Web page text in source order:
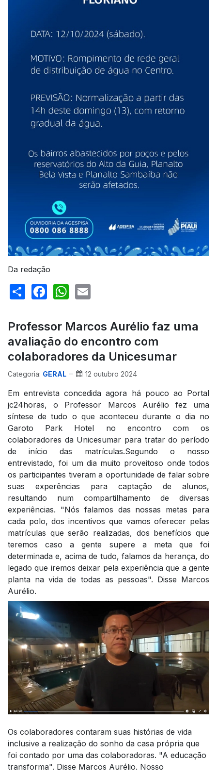
Da redação
ShareFacebook
WhatsApp
Professor Marcos Aurélio faz uma
avaliação do encontro com
colaboradores da Unicesumar
Categoria: GERAL 12 outubro 2024
Em entrevista concedida agora há pouco ao Portal
jc24horas, o Professor Marcos Aurélio fez uma
síntese de tudo o que aconteceu durante o dia no
Garoto Park Hotel no encontro com os
colaboradores da Unicesumar para tratar do período
de início das matrículas.Segundo o nosso
entrevistado, foi um dia muito proveitoso onde todos
os participantes tiveram a oportunidade de falar sobre
suas experências para captação de alunos,
resultando num compartilhamento de diversas
experiências. "Nós falamos das nossas metas para
cada polo, dos incentivos que vamos oferecer pelas
matrículas que serão realizadas, dos benefícios que
teremos caso a gente supere a meta que foi
determinada e, acima de tudo, falamos da herança, do
legado que iremos deixar pela experiência que a gente
planta na vida de todas as pessoas". Disse Marcos
Aurélio.
Os colaboradores contaram suas histórias de vida
inclusive a realização do sonho da casa própria que
foi contado por uma das colaboradoras. "A educação
transforma". Disse Marcos Aurélio. Nosso